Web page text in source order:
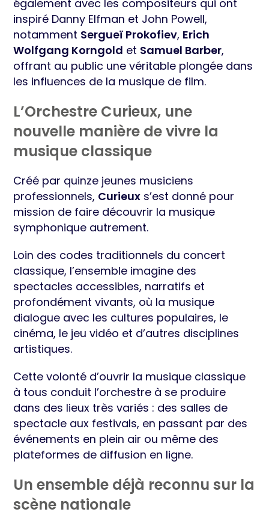
également avec les compositeurs qui ont
inspiré Danny Elfman et John Powell,
notamment Sergueï Prokofiev, Erich
Wolfgang Korngold et Samuel Barber,
offrant au public une véritable plongée dans
les influences de la musique de film.
L’Orchestre Curieux, une
nouvelle manière de vivre la
musique classique
Créé par quinze jeunes musiciens
professionnels, Curieux s’est donné pour
mission de faire découvrir la musique
symphonique autrement.
Loin des codes traditionnels du concert
classique, l’ensemble imagine des
spectacles accessibles, narratifs et
profondément vivants, où la musique
dialogue avec les cultures populaires, le
cinéma, le jeu vidéo et d’autres disciplines
artistiques.
Cette volonté d’ouvrir la musique classique
à tous conduit l’orchestre à se produire
dans des lieux très variés : des salles de
spectacle aux festivals, en passant par des
événements en plein air ou même des
plateformes de diffusion en ligne.
Un ensemble déjà reconnu sur la
scène nationale